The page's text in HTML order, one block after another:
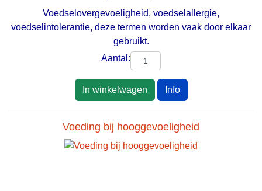
Voedselovergevoeligheid, voedselallergie,
voedselintolerantie, deze termen worden vaak door elkaar
gebruikt.
Aantal:
In winkelwagen Info
Voeding bij hooggevoeligheid